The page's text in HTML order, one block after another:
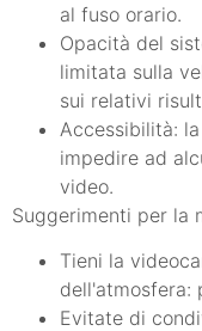
al fuso orario.
Opacità del
limitata sulla
sui relativi
Accessibilità:
impedire ad
video.
Suggerimenti per la
Tieni la
dell'atmosfera:
Evitate di